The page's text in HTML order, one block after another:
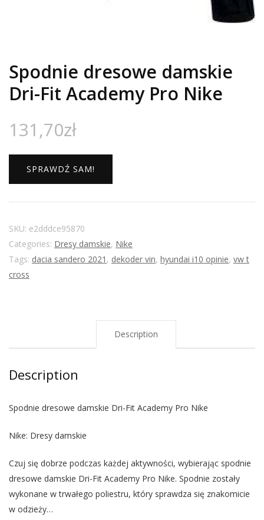
Spodnie dresowe damskie
Dri-Fit Academy Pro Nike
131,70zł
SPRAWDŹ SAM!
SKU: e2dddce95870
Categories: Dresy damskie, Nike
Tags: dacia sandero 2021 , dekoder vin, hyundai i10 opinie, vw t
cross
Description
Description
Spodnie dresowe damskie Dri-Fit Academy Pro Nike
Nike: Dresy damskie
Czuj się dobrze podczas każdej aktywności, wybierając spodnie
dresowe damskie Dri-Fit Academy Pro Nike. Spodnie zostały
wykonane w trwałego poliestru, który sprawdza się znakomicie
w odzieży…